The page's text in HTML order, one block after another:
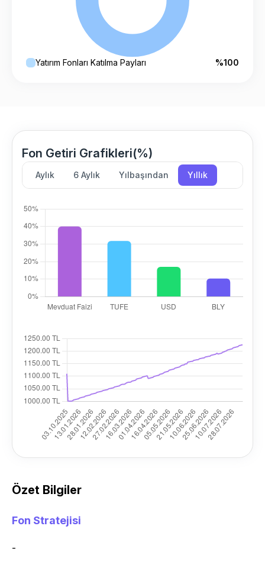
Yatırım Fonları Katılma Payları %100
Fon Getiri Grafikleri(%)
Aylık 6 Aylık Yılbaşından Yıllık
Özet Bilgiler
Fon Stratejisi
-